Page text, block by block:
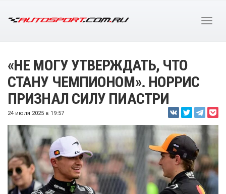
«НЕ МОГУ УТВЕРЖДАТЬ, ЧТО
СТАНУ ЧЕМПИОНОМ». НОРРИС
ПРИЗНАЛ СИЛУ ПИАСТРИ
24 июля 2025 в 19:57